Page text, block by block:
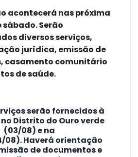
acontecerá nas próxima
Serão
diversos serviços,
jurídica, emissão de
casamento comunitário
de saúde.
serão fornecidos à
Distrito do Ouro verde
(03/08) e na
08). Haverá orientação
de documentos e